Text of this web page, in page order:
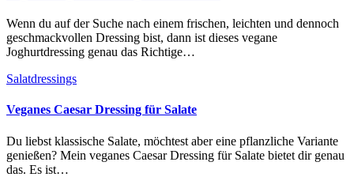
Wenn du auf der Suche nach einem frischen, leichten und dennoch
geschmackvollen Dressing bist, dann ist dieses vegane
Joghurtdressing genau das Richtige…
Salatdressings
Veganes Caesar Dressing für Salate
Du liebst klassische Salate, möchtest aber eine pflanzliche Variante
genießen? Mein veganes Caesar Dressing für Salate bietet dir genau
das. Es ist…